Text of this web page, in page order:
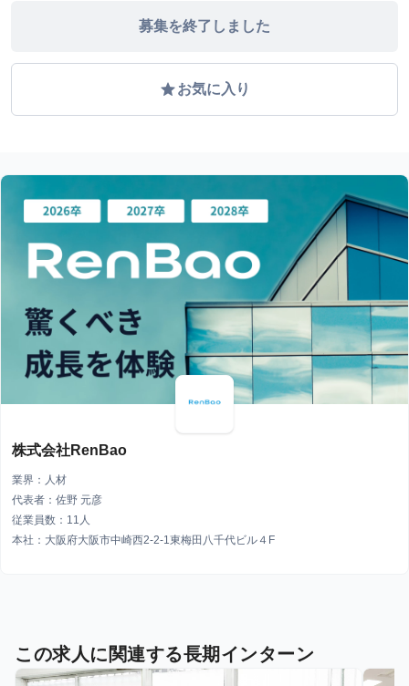
募集を終了しました
gradeお気に入り
株式会社RenBao
業界：人材
代表者：佐野 元彦
従業員数：11人
本社：大阪府大阪市中崎西2-2-1東梅田八千代ビル４F
この求人に関連する長期インターン